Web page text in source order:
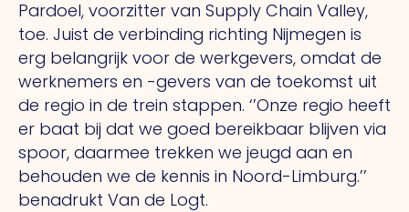
Pardoel, voorzitter van Supply Chain Valley,
toe. Juist de verbinding richting Nijmegen is
erg belangrijk voor de werkgevers, omdat de
werknemers en -gevers van de toekomst uit
de regio in de trein stappen. ‘’Onze regio heeft
er baat bij dat we goed bereikbaar blijven via
spoor, daarmee trekken we jeugd aan en
behouden we de kennis in Noord-Limburg.’’
benadrukt Van de Logt.